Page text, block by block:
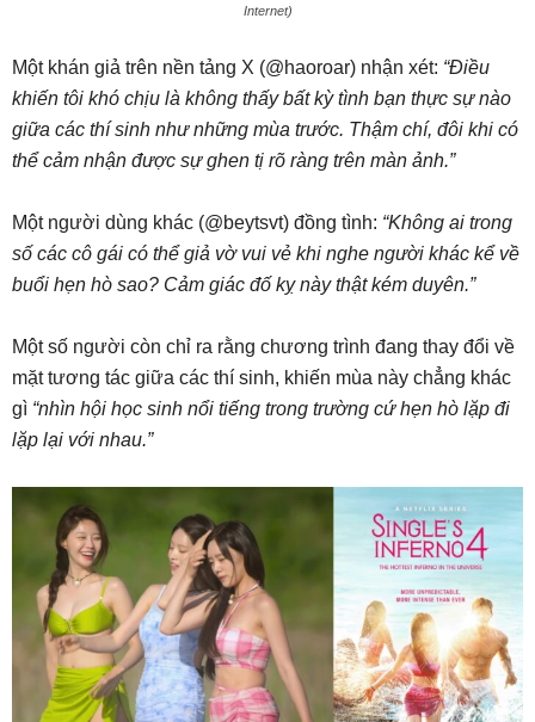
Internet)
Một khán giả trên nền tảng X (@haoroar) nhận xét: “Điều
khiến tôi khó chịu là không thấy bất kỳ tình bạn thực sự nào
giữa các thí sinh như những mùa trước. Thậm chí, đôi khi có
thể cảm nhận được sự ghen tị rõ ràng trên màn ảnh.”
Một người dùng khác (@beytsvt) đồng tình: “Không ai trong
số các cô gái có thể giả vờ vui vẻ khi nghe người khác kể về
buổi hẹn hò sao? Cảm giác đố kỵ này thật kém duyên.”
Một số người còn chỉ ra rằng chương trình đang thay đổi về
mặt tương tác giữa các thí sinh, khiến mùa này chẳng khác
gì “nhìn hội học sinh nổi tiếng trong trường cứ hẹn hò lặp đi
lặp lại với nhau.”